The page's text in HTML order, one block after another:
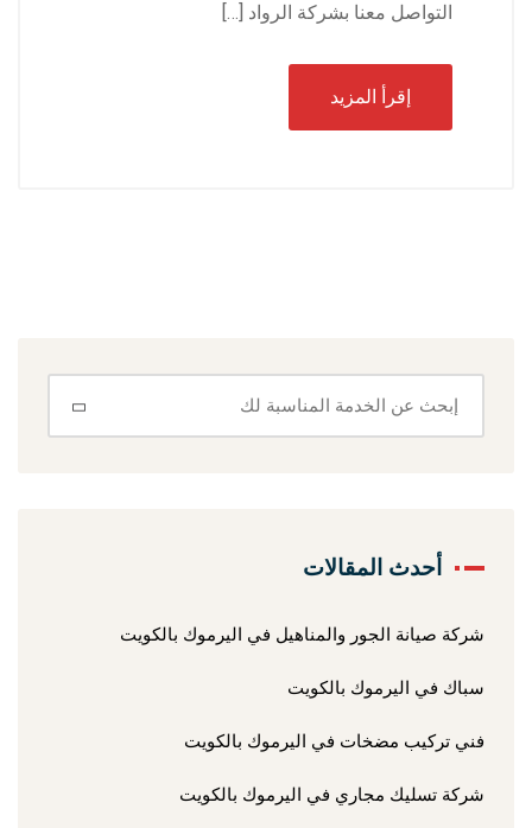
التواصل معنا بشركة الرواد […]
إقرأ المزيد
أحدث المقالات
شركة صيانة الجور والمناهيل في اليرموك بالكويت
سباك في اليرموك بالكويت
فني تركيب مضخات في اليرموك بالكويت
شركة تسليك مجاري في اليرموك بالكويت